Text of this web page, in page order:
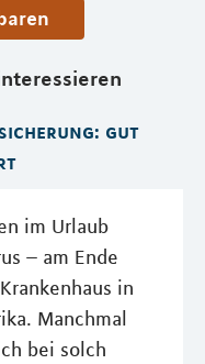
gut
im Urlaub
– am Ende
in
Manchmal
bei solch